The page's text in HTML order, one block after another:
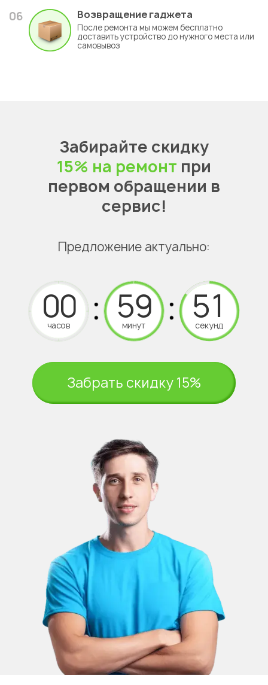
06 Возвращение гаджета
После ремонта мы можем бесплатно
доставить устройство до нужного места или
самовывоз
Забирайте скидку
15% на ремонт при
первом обращении в
сервис!
Предложение актуально:
часов минут секунд
Забрать скидку 15%